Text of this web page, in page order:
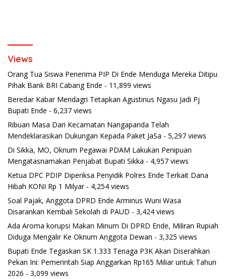
Views
Orang Tua Siswa Penerima PIP Di Ende Menduga Mereka Ditipu
Pihak Bank BRI Cabang Ende - 11,899 views
Beredar Kabar Mendagri Tetapkan Agustinus Ngasu Jadi Pj
Bupati Ende - 6,237 views
Ribuan Masa Dari Kecamatan Nangapanda Telah
Mendeklarasikan Dukungan Kepada Paket JaSa - 5,297 views
Di Sikka, MO, Oknum Pegawai PDAM Lakukan Penipuan
Mengatasnamakan Penjabat Bupati Sikka - 4,957 views
Ketua DPC PDIP Diperiksa Penyidik Polres Ende Terkait Dana
Hibah KONI Rp 1 Milyar- 4,254 views
Soal Pajak, Anggota DPRD Ende Arminus Wuni Wasa
Disarankan Kembali Sekolah di PAUD - 3,424 views
Ada Aroma korupsi Makan Minum Di DPRD Ende, Miliran Rupiah
Diduga Mengalir Ke Oknum Anggota Dewan - 3,325 views
Bupati Ende Tegaskan SK 1.333 Tenaga P3K Akan Diserahkan
Pekan Ini: Pemerintah Siap Anggarkan Rp165 Miliar untuk Tahun
2026 - 3,099 views